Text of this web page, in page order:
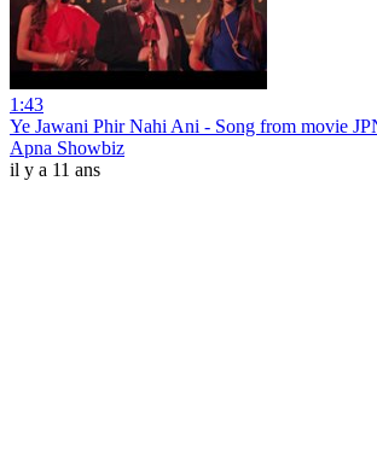
1:43
Ye Jawani Phir Nahi Ani - Song from movie
Apna Showbiz
il y a 11 ans